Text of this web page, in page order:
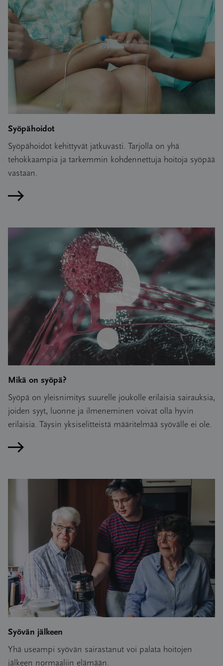
Syöpähoidot
Syöpähoidot kehittyvät jatkuvasti. Tarjolla on yhä
tehokkaampia ja tarkemmin kohdennettuja hoitoja syöpää
vastaan.
Lue artikkeli
Mikä on syöpä?
Syöpä on yleisnimitys suurelle joukolle erilaisia sairauksia,
joiden syyt, luonne ja ilmeneminen voivat olla hyvin
erilaisia. Täysin yksiselitteistä määritelmää syövälle ei ole.
Lue artikkeli
Syövän jälkeen
Yhä useampi syövän sairastanut voi palata hoitojen
jälkeen normaaliin elämään.